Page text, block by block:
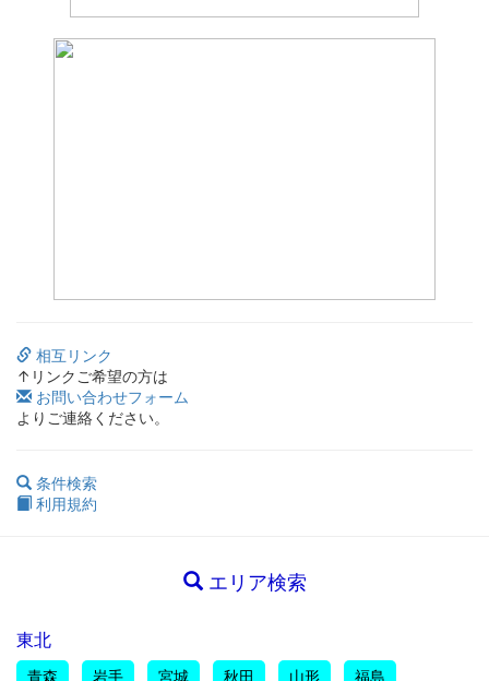
相互リンク
↑リンクご希望の方は
お問い合わせフォーム
よりご連絡ください。
条件検索
利用規約
エリア検索
東北
青森 岩手 宮城 秋田 山形 福島